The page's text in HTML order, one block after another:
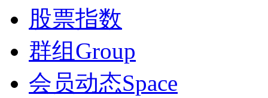
股票指数
群组 Group
会员动态Space